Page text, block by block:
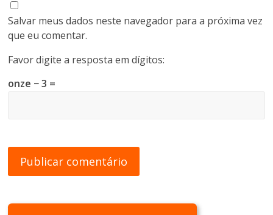
Salvar meus dados neste navegador para a próxima vez
que eu comentar.
Favor digite a resposta em dígitos:
onze − 3 =